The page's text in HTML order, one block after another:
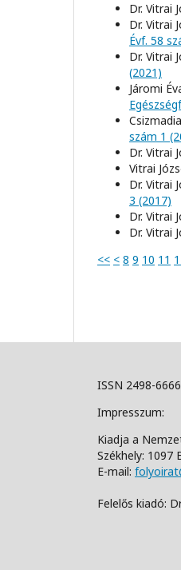
Dr. Vitrai
Dr. Vitrai
Évf. 58
Dr. Vitrai
(2021)
Járomi
szám 1
Dr. Vitrai
Vitrai
Dr. Vitrai
3 (2017)
Dr. Vitrai
Dr. Vitrai
<< < 8 9 10 11
ISSN 2498-
Impresszum:
Kiadja a
Székhely: 1097
E-mail:
Felelős kiadó: